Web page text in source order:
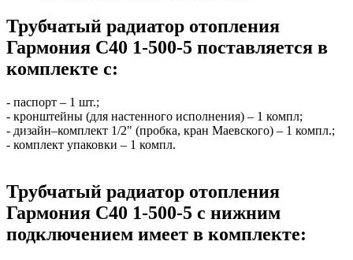
Трубчатый радиатор отопления
Гармония С40 1-500-5 поставляется в
комплекте с:
- паспорт – 1 шт.;
- кронштейны (для настенного исполнения) – 1 компл;
- дизайн–комплект 1/2" (пробка, кран Маевского) – 1 компл.;
- комплект упаковки – 1 компл.
Трубчатый радиатор отопления
Гармония С40 1-500-5 с нижним
подключением имеет в комплекте: